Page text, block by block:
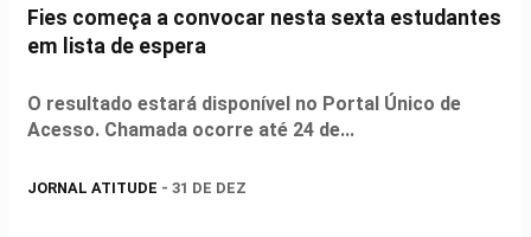
Fies começa a convocar nesta sexta estudantes
em lista de espera
O resultado estará disponível no Portal Único de
Acesso. Chamada ocorre até 24 de...
JORNAL ATITUDE - 31 DE DEZ